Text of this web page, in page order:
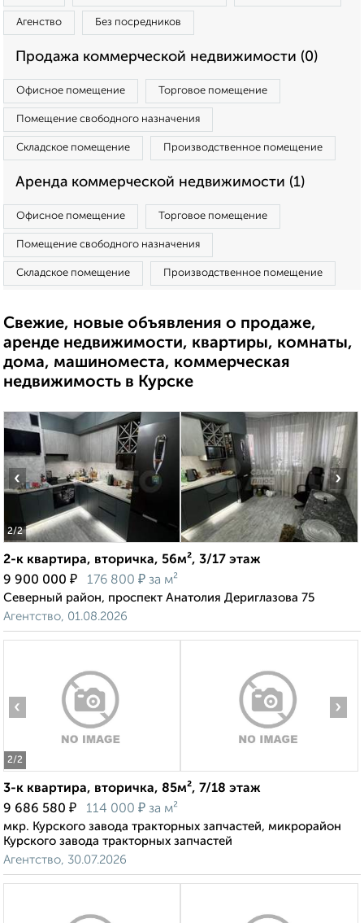
Агенство Без посредников
Продажа коммерческой недвижимости (0)
Офисное помещение Торговое помещение
Помещение свободного назначения
Складское помещение Производственное помещение
Аренда коммерческой недвижимости (1)
Офисное помещение Торговое помещение
Помещение свободного назначения
Складское помещение Производственное помещение
Свежие, новые объявления о продаже,
аренде недвижимости, квартиры, комнаты,
дома, машиноместа, коммерческая
недвижимость в Курске
2/2
‹ ›
2-к квартира, вторичка, 56м², 3/17 этаж
9 900 000 ₽ 176 800 ₽ за м²
Северный район, проспект Анатолия Дериглазова 75
Агентство, 01.08.2026
2/2
‹ ›
3-к квартира, вторичка, 85м², 7/18 этаж
9 686 580 ₽ 114 000 ₽ за м²
мкр. Курского завода тракторных запчастей, микрорайон
Курского завода тракторных запчастей
Агентство, 30.07.2026